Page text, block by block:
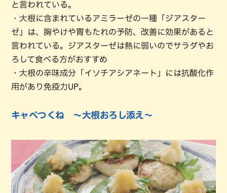
と言われている。
・大根に含まれているアミラーゼの一種「ジアスター
ゼ」は、胸やけや胃もたれの予防、改善に効果があると
言われている。ジアスターゼは熱に弱いのでサラダやお
ろして食べる方がおすすめ
・大根の辛味成分「イソチアシアネート」には抗酸化作
用があり免疫力UP。
キャベつくね ～大根おろし添え～